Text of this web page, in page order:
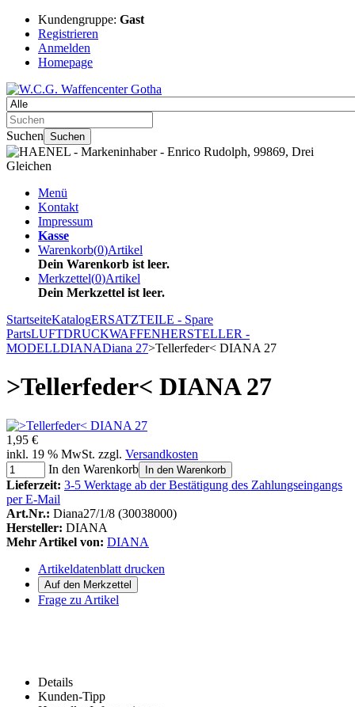
Kundengruppe: Gast
Registrieren
Anmelden
Homepage
Suchen Suchen
Menü
Kontakt
Impressum
Kasse
Warenkorb(0)Artikel
Dein Warenkorb ist leer.
Merkzettel(0)Artikel
Dein Merkzettel ist leer.
StartseiteKatalogERSATZTEILE - Spare
PartsLUFTDRUCKWAFFENHERSTELLER -
MODELLDIANADiana 27>Tellerfeder< DIANA 27
>Tellerfeder< DIANA 27
1,95 €
inkl. 19 % MwSt. zzgl. Versandkosten
In den Warenkorb
In den Warenkorb
Lieferzeit: 3-5 Werktage ab der Bestätigung des Zahlungseingangs
per E-Mail
Art.Nr.: Diana27/1/8 (30038000)
Hersteller: DIANA
Mehr Artikel von: DIANA
Artikeldatenblatt drucken
Frage zu Artikel
Details
Kunden-Tipp